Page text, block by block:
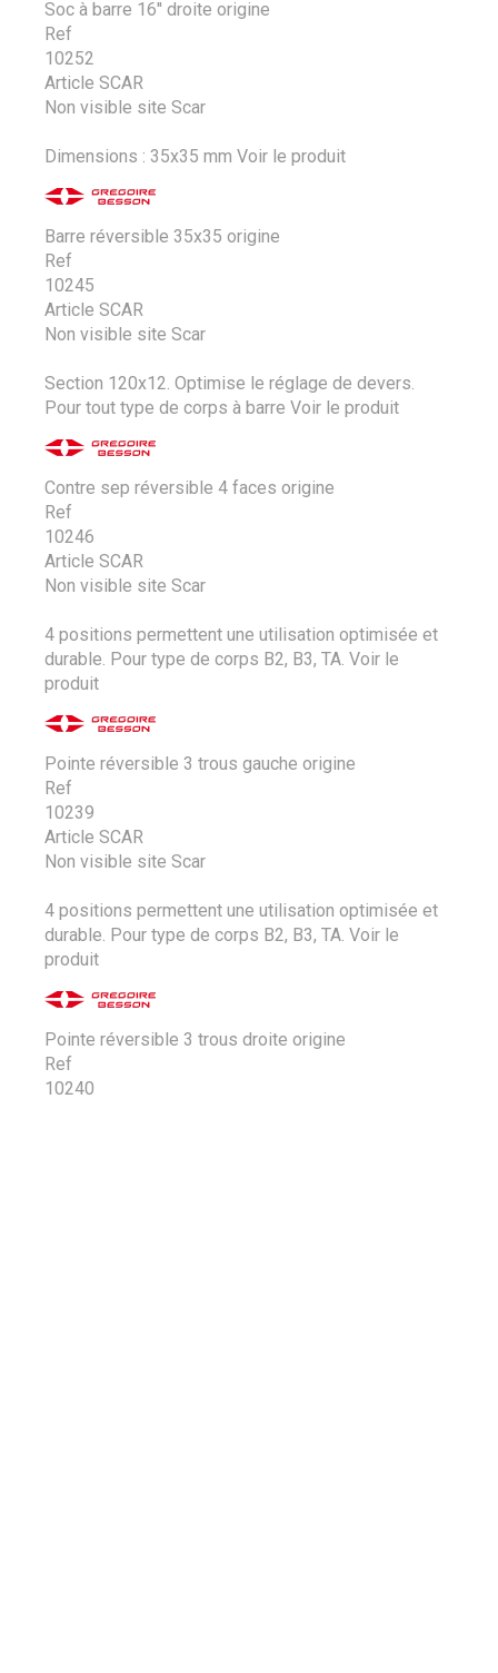
Soc à barre 16'' droite origine
Ref
10252
Article SCAR
Non visible site Scar
Dimensions : 35x35 mm Voir le produit
Barre réversible 35x35 origine
Ref
10245
Article SCAR
Non visible site Scar
Section 120x12. Optimise le réglage de devers.
Pour tout type de corps à barre Voir le produit
Contre sep réversible 4 faces origine
Ref
10246
Article SCAR
Non visible site Scar
4 positions permettent une utilisation optimisée et
durable. Pour type de corps B2, B3, TA. Voir le
produit
Pointe réversible 3 trous gauche origine
Ref
10239
Article SCAR
Non visible site Scar
4 positions permettent une utilisation optimisée et
durable. Pour type de corps B2, B3, TA. Voir le
produit
Pointe réversible 3 trous droite origine
Ref
10240